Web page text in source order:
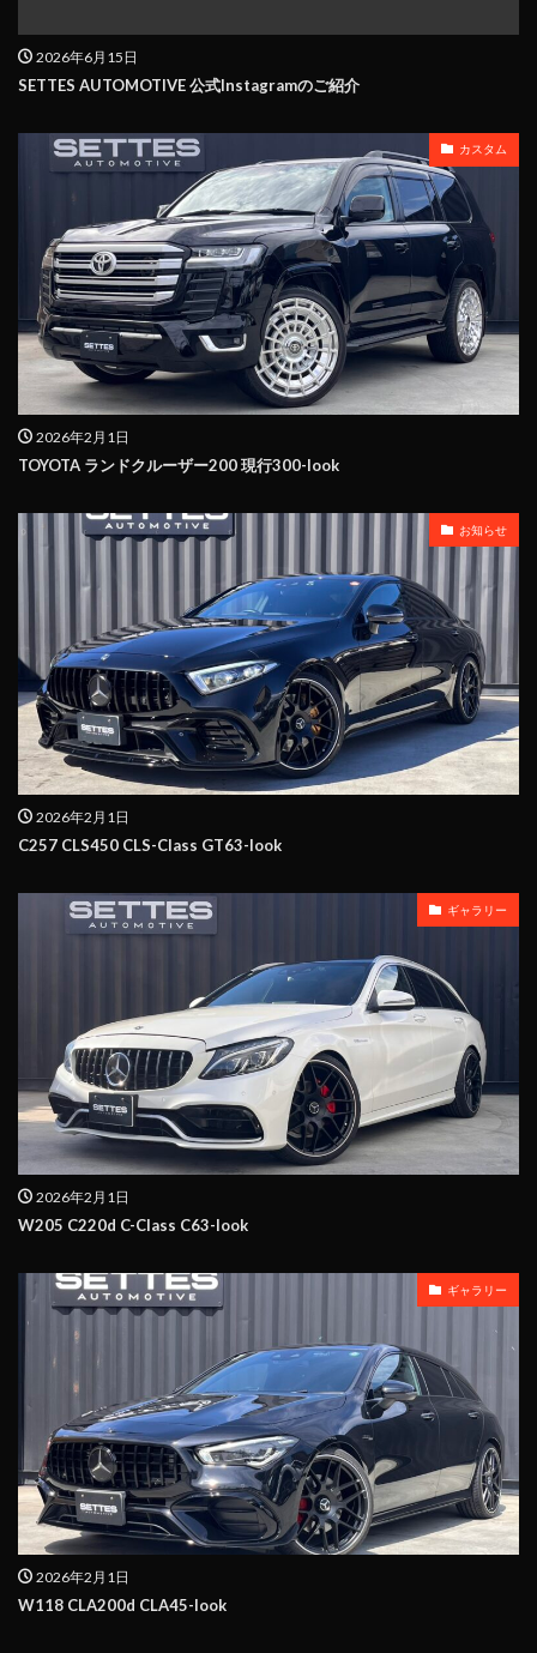
2026年6月15日
SETTES AUTOMOTIVE 公式Instagramのご紹介
カスタム
2026年2月1日
TOYOTA ランドクルーザー200 現行300-look
お知らせ
2026年2月1日
C257 CLS450 CLS-Class GT63-look
ギャラリー
2026年2月1日
W205 C220d C-Class C63-look
ギャラリー
2026年2月1日
W118 CLA200d CLA45-look